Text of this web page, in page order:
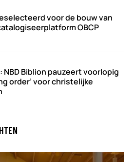
voor de bouw van
OBCP
NBD Biblion pauzeert voorlopig
order’ voor christelijke